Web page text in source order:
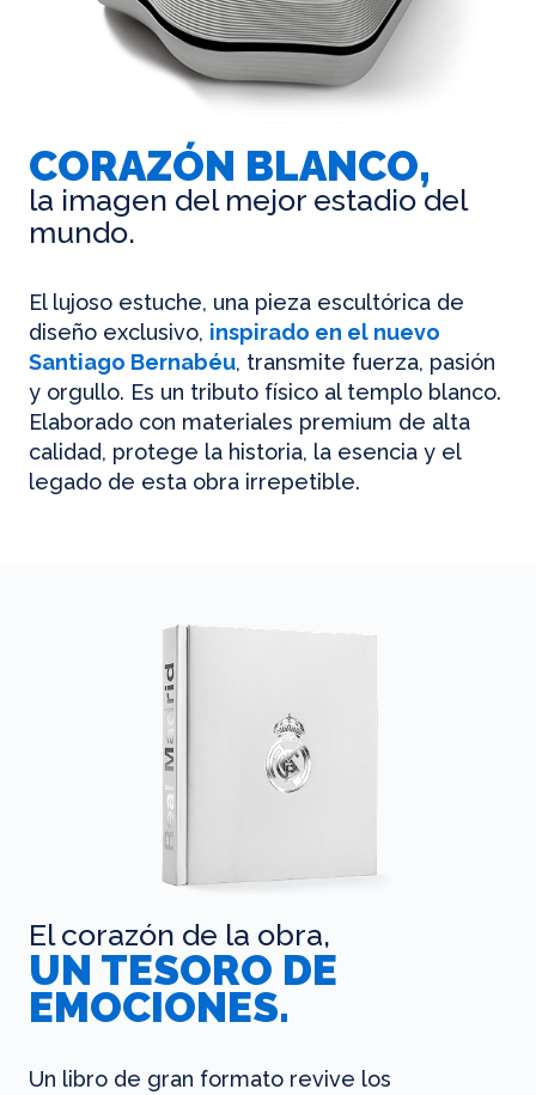
CORAZÓN BLANCO,
la imagen del mejor estadio del
mundo.
El lujoso estuche, una pieza escultórica de
diseño exclusivo, inspirado en el nuevo
Santiago Bernabéu, transmite fuerza, pasión
y orgullo. Es un tributo físico al templo blanco.
Elaborado con materiales premium de alta
calidad, protege la historia, la esencia y el
legado de esta obra irrepetible.
El corazón de la obra,
UN TESORO DE
EMOCIONES.
Un libro de gran formato revive los